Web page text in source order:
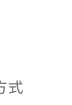
式